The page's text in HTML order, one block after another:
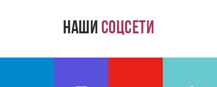
Наши соцсети